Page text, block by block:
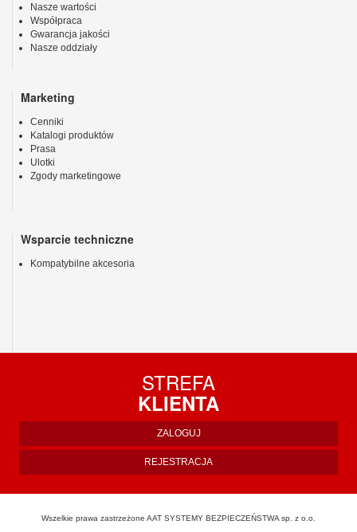
Nasze wartości
Współpraca
Gwarancja jakości
Nasze oddziały
Marketing
Cenniki
Katalogi produktów
Prasa
Ulotki
Zgody marketingowe
Wsparcie techniczne
Kompatybilne akcesoria
STREFA
KLIENTA
ZALOGUJ
REJESTRACJA
Wszelkie prawa zastrzeżone AAT SYSTEMY BEZPIECZEŃSTWA sp. z o.o.